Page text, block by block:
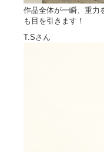
作品全体が一瞬、重力
も目を引きます！
T.Sさん